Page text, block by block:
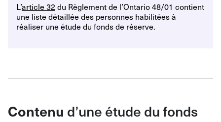
L’article 32du Règlement de l’Ontario 48/01 contient
une liste détaillée des personnes habilitées à
réaliser une étude du fonds de réserve.
Contenu d’une étude du fonds